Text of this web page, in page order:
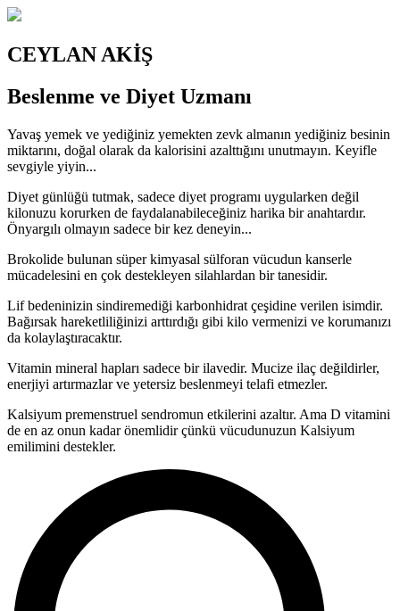
CEYLAN AKİŞ
Beslenme ve Diyet Uzmanı
Yavaş yemek ve yediğiniz yemekten zevk almanın yediğiniz besinin
miktarını, doğal olarak da kalorisini azalttığını unutmayın. Keyifle
sevgiyle yiyin...
Diyet günlüğü tutmak, sadece diyet programı uygularken değil
kilonuzu korurken de faydalanabileceğiniz harika bir anahtardır.
Önyargılı olmayın sadece bir kez deneyin...
Brokolide bulunan süper kimyasal sülforan vücudun kanserle
mücadelesini en çok destekleyen silahlardan bir tanesidir.
Lif bedeninizin sindiremediği karbonhidrat çeşidine verilen isimdir.
Bağırsak hareketliliğinizi arttırdığı gibi kilo vermenizi ve korumanızı
da kolaylaştıracaktır.
Vitamin mineral hapları sadece bir ilavedir. Mucize ilaç değildirler,
enerjiyi artırmazlar ve yetersiz beslenmeyi telafi etmezler.
Kalsiyum premenstruel sendromun etkilerini azaltır. Ama D vitamini
de en az onun kadar önemlidir çünkü vücudunuzun Kalsiyum
emilimini destekler.